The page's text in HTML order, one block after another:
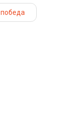
победа